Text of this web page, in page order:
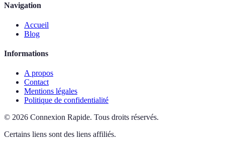
Navigation
Accueil
Blog
Informations
A propos
Contact
Mentions légales
Politique de confidentialité
© 2026 Connexion Rapide. Tous droits réservés.
Certains liens sont des liens affiliés.